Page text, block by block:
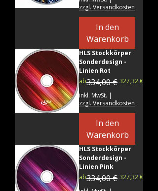
zzgl. Versandkosten
In den
Warenkorb
HLS Stockkörper
Sonderdesign -
Linien Rot
ab
Standardpreis
334,00 € 327,32 €
Sale-Preis
inkl. MwSt.
zzgl. Versandkosten
In den
Warenkorb
HLS Stockkörper
Sonderdesign -
Linien Pink
ab
Standardpreis
334,00 € 327,32 €
Sale-Preis